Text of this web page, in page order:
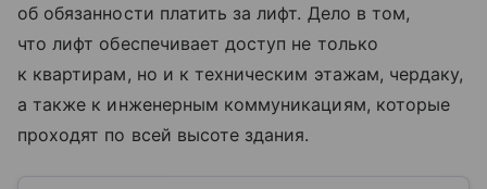
об обязанности платить за лифт. Дело в том,
что лифт обеспечивает доступ не только
к квартирам, но и к техническим этажам, чердаку,
а также к инженерным коммуникациям, которые
проходят по всей высоте здания.